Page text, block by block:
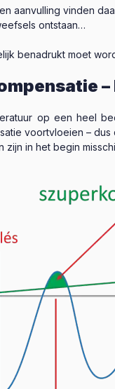
en aanvulling vinden
ontstaan…
benadrukt moet
op een heel
voortvloeien –
zijn in het begin